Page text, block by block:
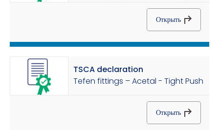
Открыть
TSCA declaration
Tefen fittings – Acetal - Tight Push
Открыть